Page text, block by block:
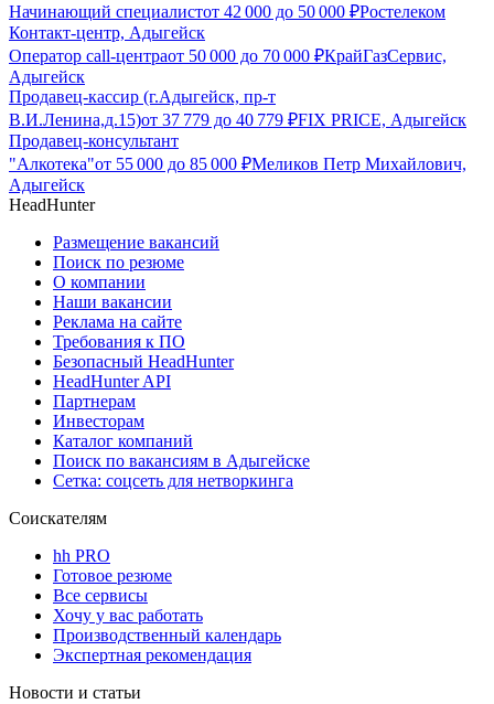
Начинающий специалистот 42 000 до 50 000 ₽Ростелеком
Контакт-центр, Адыгейск
Оператор call-центраот 50 000 до 70 000 ₽КрайГазСервис,
Адыгейск
Продавец-кассир (г.Адыгейск, пр-т
В.И.Ленина,д.15)от 37 779 до 40 779 ₽FIX PRICE, Адыгейск
Продавец-консультант
"Алкотека"от 55 000 до 85 000 ₽Меликов Петр Михайлович,
Адыгейск
HeadHunter
Размещение вакансий
Поиск по резюме
О компании
Наши вакансии
Реклама на сайте
Требования к ПО
Безопасный HeadHunter
HeadHunter API
Партнерам
Инвесторам
Каталог компаний
Поиск по вакансиям в Адыгейске
Сетка: соцсеть для нетворкинга
Соискателям
hh PRO
Готовое резюме
Все сервисы
Хочу у вас работать
Производственный календарь
Экспертная рекомендация
Новости и статьи